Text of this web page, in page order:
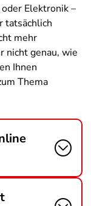
Elektronik –
tatsächlich
mehr
nicht genau, wie
Ihnen
Thema